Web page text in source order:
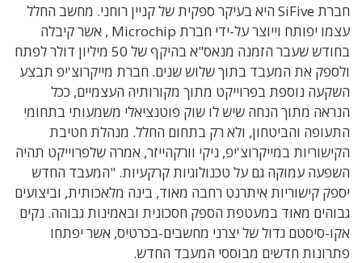
חברת SiFive היא בעיקר ספקית של קניין רוחני. מחשב החלל
עצמו יפותח וייוצר על-ידי חברת Microchip , אשר קיבלה
בחודש שעבר הזמנה מנאס"א בהיקף של 50 מיליון דולר לפתח
ולספק את המעבד בתוך שלוש שנים. חברת מייקרוצ'יפ תבצע
השקעה נוספת בפרוייקט מתוך מקורותיה העצמיים, ככל
הנראה מתוך הנחה שיש לו שוק פוטנציאלי משמעותי בתחומי
התעופה והביטחון, ולא רק בתחום החלל. מנהלת חטיבת
הקישוריות במייקרוצ'יפ, ניקי וורקהייזר, אמרה שלפרוייקט תהיה
השפעה עמוקה גם על טכנולוגיות קרקעיות. "המעבד החדש
יספק קישוריות איתרנט רחבה מאוד, בינה מלאכותית, וביצועים
גבוהים מאוד במעטפת הספק חסכונית ובאמינות גבוהה. נקים
אקו-סיסטם גדול של יצרני מחשבים-בכרטיס, אשר יפתחו
פתרונות חדשים מבוססי המעבד החדש.